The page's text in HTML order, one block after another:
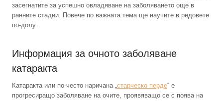
засегнатите за успешно овладяване на заболяването още в
ранните стадии. Повече по важната тема ще научите в редовете
по-долу.
Информация за очното заболяване
катаракта
Катаракта или по-често наричана „старческо перде“ е
прогресиращо заболяване на очите, проявяващо се с поява на